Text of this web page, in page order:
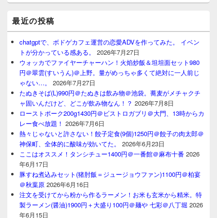
最近の投稿
chatgptで、ボドゲカフェ運営の恋愛ADVを作ってみた。 イベン
トが分かっている感ある。
2026年7月27日
ウォッカでファイヤーチャーハン！火焰炒飯＆坦坦面セット980
円＠翠雲(すいうん)＠上野。量がめっちゃ多くて絶対に一人前じ
ゃない…。
2026年7月27日
たぬきそば(L)990円＠たぬきは飲み物＠池袋。蕎麦がメチャクチ
ャ固いんだけど、どこが飲み物なん！？ 2026年7月8日
ローストポーク200g1430円＠ビストロガブリ＠大門、13時からカ
レー食べ放題！ 2026年7月6日
熱々じゃないと許さない！餃子定食(9個)1250円＠餃子の肉太郎＠
神保町、全体的に酸味が効いてた。
2026年6月23日
ここはオススメ！タンシチュー1400円＠一番館＠麻布十番 2026
年6月17日
豚すね煮込みセット(猪肘飯＝ジュージョウファン)1100円＠柏宴
＠秋葉原 2026年6月16日
注文を受けてから粉から作るラーメン！お米も玄米から精米。特
製ラーメン(醤油)1900円＋大盛り100円＠麺や 七彩＠八丁堀 2026
年6月15日